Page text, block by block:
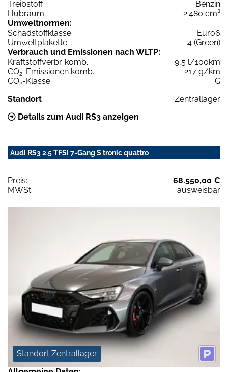
Treibstoff
Benzin
Hubraum
2.480 cm³
Umweltnormen:
Schadstoffklasse
Euro6
Umweltplakette
4 (Green)
Verbrauch und Emissionen nach WLTP:
Kraftstoffverbr. komb.
9,5 l/100km
CO2-Emissionen komb.
217 g/km
CO2-Klasse
G
Standort
Zentrallager
Details zum Audi RS3 anzeigen
Audi RS3 2.5 TFSI 7-Gang S tronic quattro
Preis:
68.550,00 €
MWSt:
ausweisbar
Standort Zentrallager